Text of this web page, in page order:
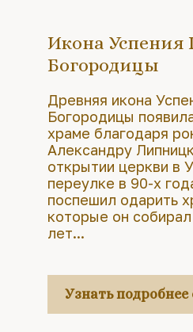
Икона Успения
Богородицы
Древняя икона
Богородицы
храме благодаря
Александру
открытии церкви в
переулке в 90-х
поспешил одарить
которые он
лет...
Узнать